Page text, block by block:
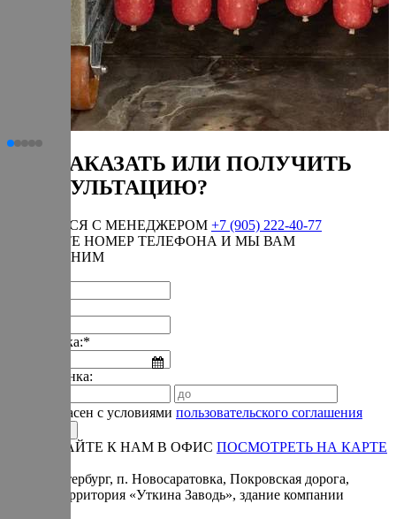
КАК ЗАКАЗАТЬ ИЛИ ПОЛУЧИТЬ
КОНСУЛЬТАЦИЮ?
СВЯЗАТЬСЯ С МЕНЕДЖЕРОМ +7 (905) 222-40-77
ОСТАВЬТЕ НОМЕР ТЕЛЕФОНА И МЫ ВАМ
ПЕРЕЗВОНИМ
Дата звонка:*
Время звонка:
Я согласен с условиями пользовательского соглашения
ПРИЕЗЖАЙТЕ К НАМ В ОФИС ПОСМОТРЕТЬ НА КАРТЕ
Санкт-Петербург, п. Новосаратовка, Покровская дорога,
частная территория «Уткина Заводь», здание компании